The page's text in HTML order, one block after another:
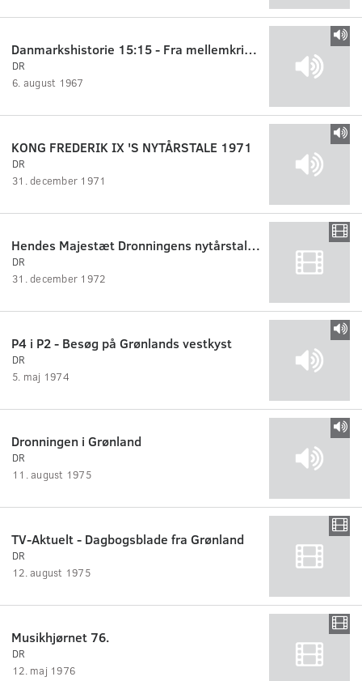
Danmarkshistorie 15:15 - Fra mellemkrigstiden til i dag
DR
6. august 1967
KONG FREDERIK IX 'S NYTÅRSTALE 1971
DR
31. december 1971
Hendes Majestæt Dronningens nytårstale 1972
DR
31. december 1972
P4 i P2 - Besøg på Grønlands vestkyst
DR
5. maj 1974
Dronningen i Grønland
DR
11. august 1975
TV-Aktuelt - Dagbogsblade fra Grønland
DR
12. august 1975
Musikhjørnet 76.
DR
12. maj 1976